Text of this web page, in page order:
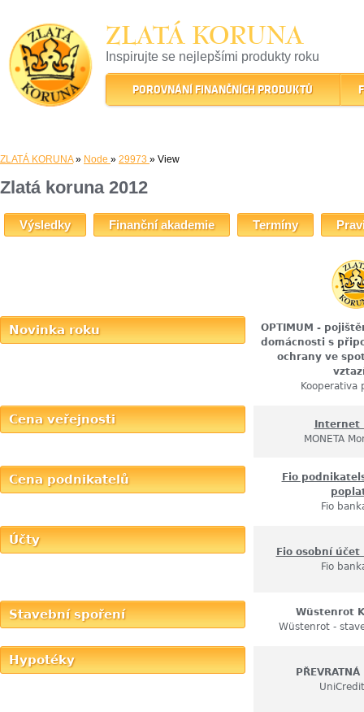
ZLATÁ KORUNA
Inspirujte se nejlepšími produkty roku
22 let tradice a kvality na finančním trhu
POROVNÁNÍ FINANČNÍCH PRODUKTŮ
ZLATÁ KORUNA» Node » 29973 » View
Zlatá koruna 2012
Výsledky Finanční akademie Termíny
Novinka roku
OPTIMUM -
domácnosti s
ochrany ve
Kooperativa
Cena veřejnosti
Internet
MONETA
Cena podnikatelů
Fio
Fio
Účty
Fio osobní
Fio
Stavební spoření
Wüstenrot
Wüstenrot -
Hypotéky